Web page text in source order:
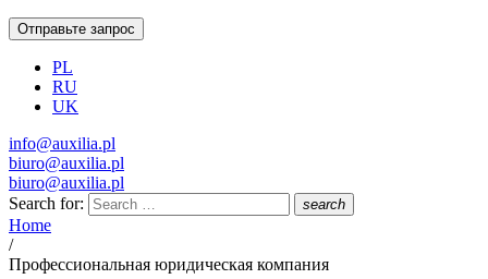
Отправьте запрос
PL
RU
UK
info@auxilia.pl
biuro@auxilia.pl
biuro@auxilia.pl
Search for:
search
Home
/
Профессиональная юридическая компания